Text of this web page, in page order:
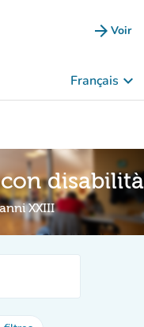
arrow_forward Voir
Français keyboard_arrow_down
disabilità
XXIII